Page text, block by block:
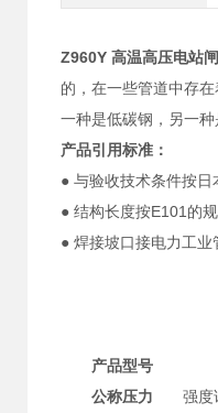
Z960Y 高温高压电站
的，在一些管道中存
一种是低碳钢，另一
产品引用标准：
● 与验收技术条件按
● 结构长度按E101的
● 焊接坡口接电力工
产品型号
公称压力
强度